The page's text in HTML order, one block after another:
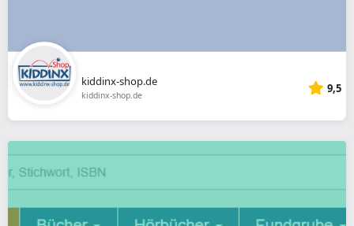
kiddinx-shop.de
kiddinx-shop.de 9,5